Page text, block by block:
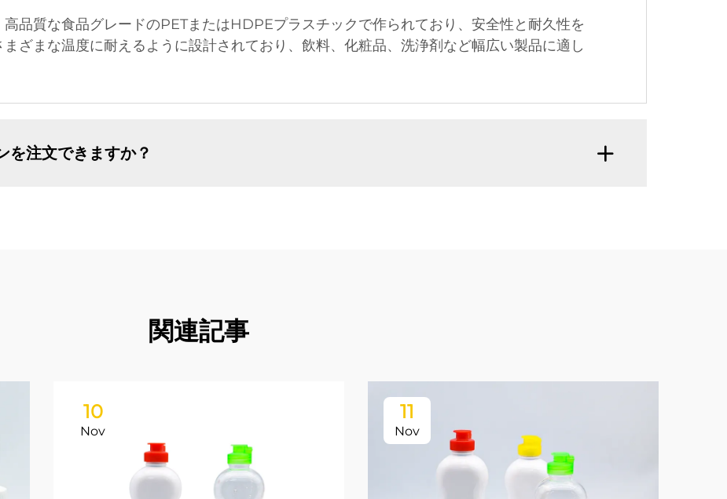
品質な食品グレードのPETまたはHDPEプラスチックで作られており、安全性と耐久性を
ざまな温度に耐えるように設計されており、飲料、化粧品、洗浄剤など幅広い製品に適し
を注文できますか？
関連記事
10
Nov
11
Nov